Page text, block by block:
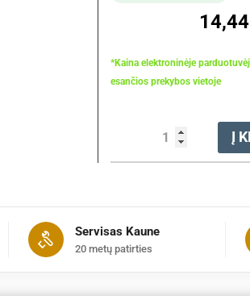
14,44
*Kaina elektroninėje
esančios prekybos vietoje
kiekis:
Grandinė
.3/8"
1.1
30cm
Į
Servisas Kaune
20 metų patirties